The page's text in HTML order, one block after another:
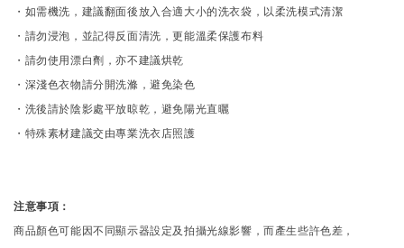
・如需機洗，建議翻面後放入合適大小的洗衣袋，以柔洗模式清潔
・請勿浸泡，並記得反面清洗，更能溫柔保護布料
・請勿使用漂白劑，亦不建議烘乾
・深淺色衣物請分開洗滌，避免染色
・洗後請於陰影處平放晾乾，避免陽光直曬
・特殊素材建議交由專業洗衣店照護
注意事項：
商品顏色可能因不同顯示器設定及拍攝光線影響，而產生些許色差，